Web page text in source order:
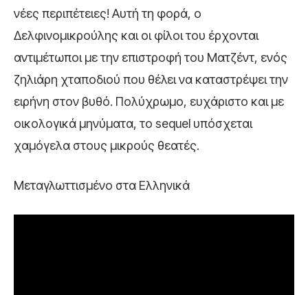
νέες περιπέτειες! Αυτή τη φορά, ο
Δελφινομικρούλης και οι φίλοι του έρχονται
αντιμέτωποι με την επιστροφή του Ματζέντ, ενός
ζηλιάρη χταποδιού που θέλει να καταστρέψει την
ειρήνη στον βυθό. Πολύχρωμο, ευχάριστο και με
οικολογικά μηνύματα, το sequel υπόσχεται
χαμόγελα στους μικρούς θεατές.
Μεταγλωττισμένο στα Ελληνικά